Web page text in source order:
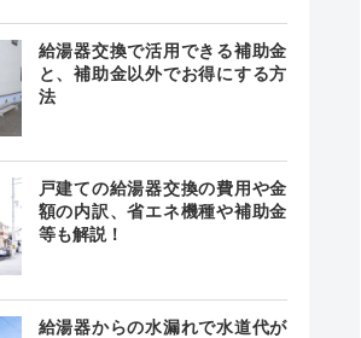
給湯器交換で活用できる補助金
と、補助金以外でお得にする方
法
戸建ての給湯器交換の費用や金
額の内訳、省エネ機種や補助金
等も解説！
給湯器からの水漏れで水道代が